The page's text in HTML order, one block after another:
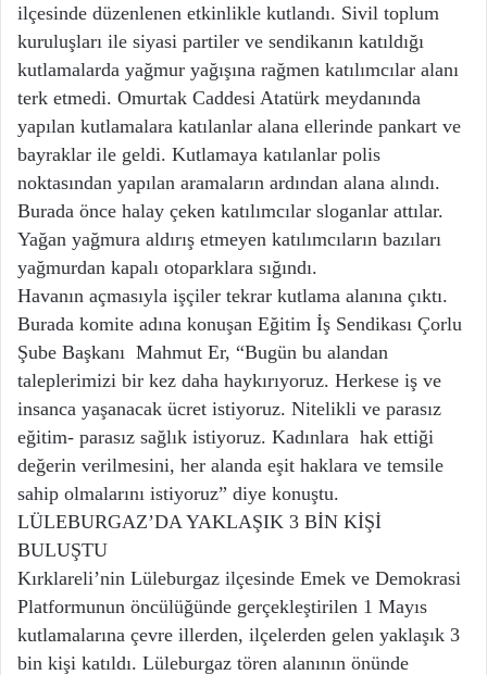
ilçesinde düzenlenen etkinlikle kutlandı. Sivil toplum
kuruluşları ile siyasi partiler ve sendikanın katıldığı
kutlamalarda yağmur yağışına rağmen katılımcılar alanı
terk etmedi. Omurtak Caddesi Atatürk meydanında
yapılan kutlamalara katılanlar alana ellerinde pankart ve
bayraklar ile geldi. Kutlamaya katılanlar polis
noktasından yapılan aramaların ardından alana alındı.
Burada önce halay çeken katılımcılar sloganlar attılar.
Yağan yağmura aldırış etmeyen katılımcıların bazıları
yağmurdan kapalı otoparklara sığındı.
Havanın açmasıyla işçiler tekrar kutlama alanına çıktı.
Burada komite adına konuşan Eğitim İş Sendikası Çorlu
Şube Başkanı Mahmut Er, “Bugün bu alandan
taleplerimizi bir kez daha haykırıyoruz. Herkese iş ve
insanca yaşanacak ücret istiyoruz. Nitelikli ve parasız
eğitim- parasız sağlık istiyoruz. Kadınlara hak ettiği
değerin verilmesini, her alanda eşit haklara ve temsile
sahip olmalarını istiyoruz” diye konuştu.
LÜLEBURGAZ’DA YAKLAŞIK 3 BİN KİŞİ
BULUŞTU
Kırklareli’nin Lüleburgaz ilçesinde Emek ve Demokrasi
Platformunun öncülüğünde gerçekleştirilen 1 Mayıs
kutlamalarına çevre illerden, ilçelerden gelen yaklaşık 3
bin kişi katıldı. Lüleburgaz tören alanının önünde